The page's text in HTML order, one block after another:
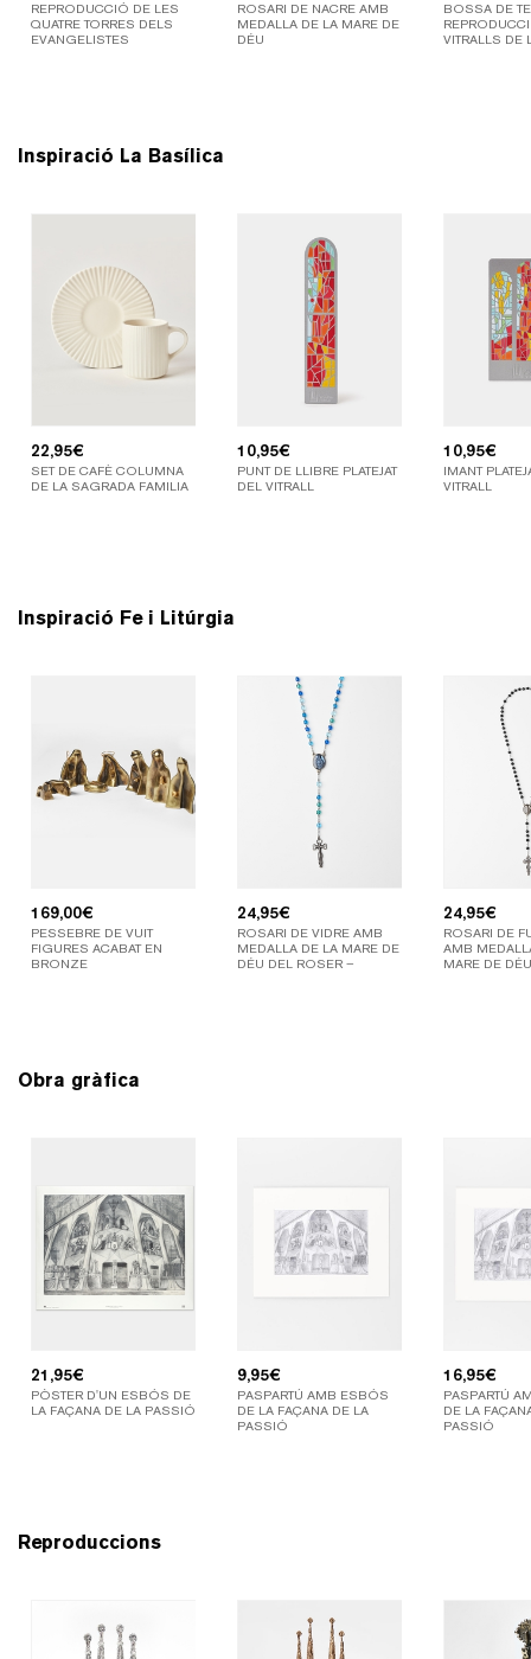
REPRODUCCIÓ DE LES
QUATRE TORRES DELS
EVANGELISTES
ROSARI DE NACRE AMB
MEDALLA DE LA MARE DE
DÉU
BOSSA DE
VITRALLS DE
Inspiració La Basílica
22,95€
SET DE CAFÈ COLUMNA
DE LA SAGRADA FAMILIA
10,95€
PUNT DE LLIBRE PLATEJAT
DEL VITRALL
10,95€
IMANT
VITRALL
Inspiració Fe i Litúrgia
169,00€
PESSEBRE DE VUIT
FIGURES ACABAT EN
BRONZE
24,95€
ROSARI DE VIDRE AMB
MEDALLA DE LA MARE DE
DÉU DEL ROSER –
24,95€
ROSARI DE
AMB
MARE DE DÉU
Obra gràfica
21,95€
PÒSTER D'UN ESBÓS DE
LA FAÇANA DE LA PASSIÓ
9,95€
PASPARTÚ AMB ESBÓS
DE LA FAÇANA DE LA
PASSIÓ
16,95€
PASPARTÚ
DE LA
PASSIÓ
Reproduccions